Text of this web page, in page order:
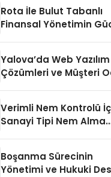
Rota İle Bulut Tabanlı
Finansal Yönetimin
Yalova’da Web Yazılım
Çözümleri ve Müşteri
Verimli Nem Kontrolü
Sanayi Tipi Nem Alma
Boşanma Sürecinin
Yönetimi ve Hukuki